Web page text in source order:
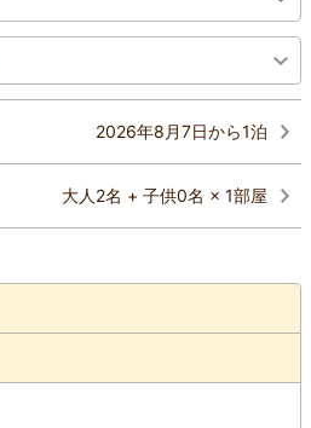
2026年8月7日から1泊
大人2名 + 子供0名 × 1部屋